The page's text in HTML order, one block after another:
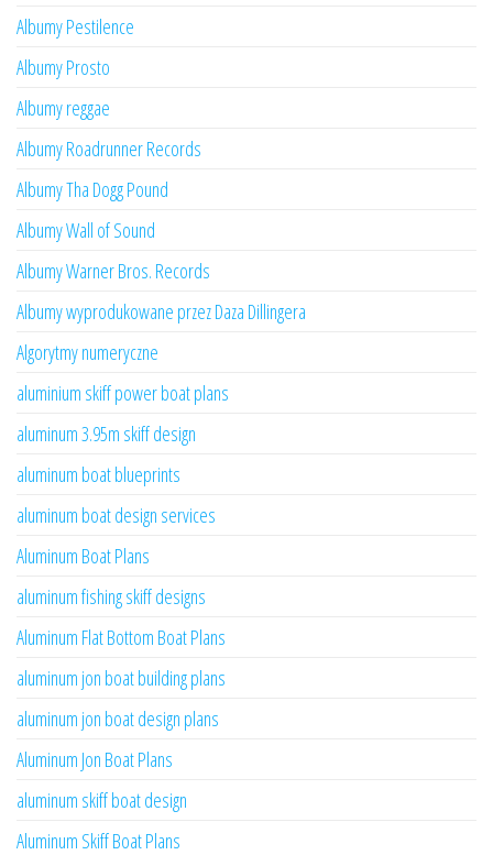
Albumy Pestilence
Albumy Prosto
Albumy reggae
Albumy Roadrunner Records
Albumy Tha Dogg Pound
Albumy Wall of Sound
Albumy Warner Bros. Records
Albumy wyprodukowane przez Daza Dillingera
Algorytmy numeryczne
aluminium skiff power boat plans
aluminum 3.95m skiff design
aluminum boat blueprints
aluminum boat design services
Aluminum Boat Plans
aluminum fishing skiff designs
Aluminum Flat Bottom Boat Plans
aluminum jon boat building plans
aluminum jon boat design plans
Aluminum Jon Boat Plans
aluminum skiff boat design
Aluminum Skiff Boat Plans